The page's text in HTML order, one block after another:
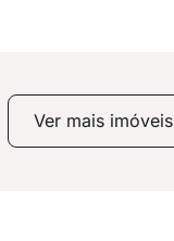
Ver mais imóveis